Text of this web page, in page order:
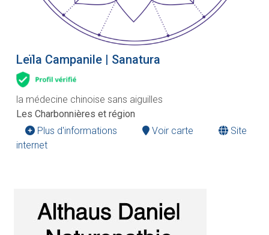
Leïla Campanile | Sanatura
la médecine chinoise sans aiguilles
Les Charbonnières et région
Plus d'informations
Voir carte
Site
internet